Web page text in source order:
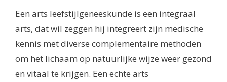
Een arts leefstijlgeneeskunde is een integraal
arts, dat wil zeggen hij integreert zijn medische
kennis met diverse complementaire methoden
om het lichaam op natuurlijke wijze weer gezond
en vitaal te krijgen. Een echte arts